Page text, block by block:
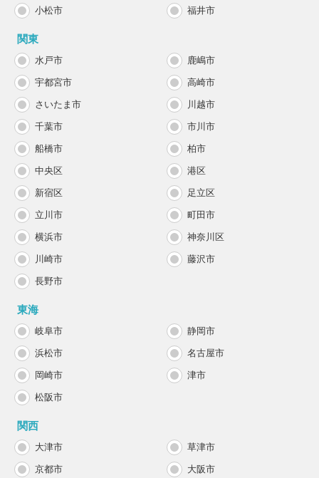
小松市 福井市
関東
水戸市 鹿嶋市
宇都宮市 高崎市
さいたま市 川越市
千葉市 市川市
船橋市 柏市
中央区 港区
新宿区 足立区
立川市 町田市
横浜市 神奈川区
川崎市 藤沢市
長野市
東海
岐阜市 静岡市
浜松市 名古屋市
岡崎市 津市
松阪市
関西
大津市 草津市
京都市 大阪市